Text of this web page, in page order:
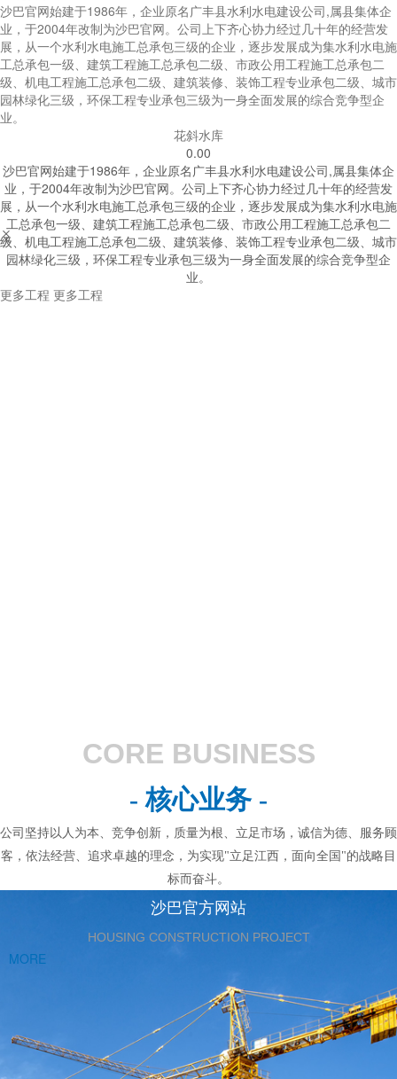
沙巴官网始建于1986年，企业原名广丰县水利水电建设公司,属县集体企
业，于2004年改制为沙巴官网。公司上下齐心协力经过几十年的经营发
展，从一个水利水电施工总承包三级的企业，逐步发展成为集水利水电施
工总承包一级、建筑工程施工总承包二级、市政公用工程施工总承包二
级、机电工程施工总承包二级、建筑装修、装饰工程专业承包二级、城市
园林绿化三级，环保工程专业承包三级为一身全面发展的综合竞争型企
业。
花斜水库
0.00
沙巴官网始建于1986年，企业原名广丰县水利水电建设公司,属县集体企
业，于2004年改制为沙巴官网。公司上下齐心协力经过几十年的经营发
展，从一个水利水电施工总承包三级的企业，逐步发展成为集水利水电施
工总承包一级、建筑工程施工总承包二级、市政公用工程施工总承包二
级、机电工程施工总承包二级、建筑装修、装饰工程专业承包二级、城市
园林绿化三级，环保工程专业承包三级为一身全面发展的综合竞争型企
业。


更多工程 更多工程
CORE BUSINESS
- 核心业务 -
公司坚持以人为本、竞争创新，质量为根、立足市场，诚信为德、服务顾
客，依法经营、追求卓越的理念，为实现"立足江西，面向全国"的战略目
标而奋斗。
沙巴官方网站
HOUSING CONSTRUCTION PROJECT
MORE